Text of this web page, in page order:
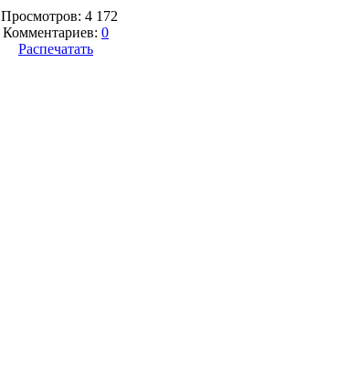
Просмотров: 4 172
Комментариев: 0
Распечатать